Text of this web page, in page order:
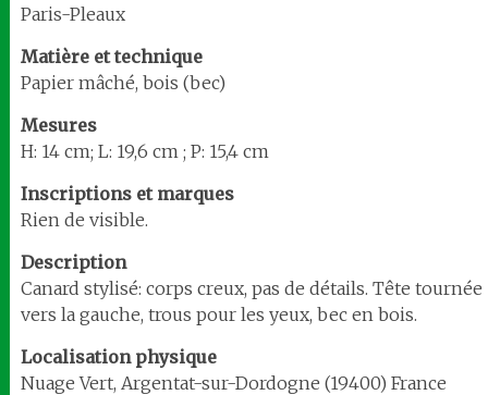
Paris-Pleaux
Matière et technique
Papier mâché, bois (bec)
Mesures
H: 14 cm; L: 19,6 cm ; P: 15,4 cm
Inscriptions et marques
Rien de visible.
Description
Canard stylisé: corps creux, pas de détails. Tête tournée
vers la gauche, trous pour les yeux, bec en bois.
Localisation physique
Nuage Vert, Argentat-sur-Dordogne (19400) France